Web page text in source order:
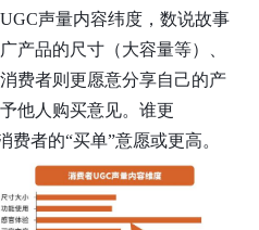
声量内容纬度，数说故事
产品的尺寸（大容量等）、
费者则更愿意分享自己的产
他人购买意见。谁更
费者的“买单”意愿或更高。